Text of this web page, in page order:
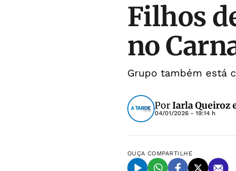
Filhos
no
Grupo também está
PorIarla Queiroz
04/01/2026 - 19:14 h
OUÇA COMPARTILHE